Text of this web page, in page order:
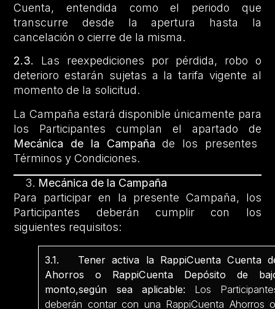
Cuenta, entendida como el periodo que
transcurre desde la apertura hasta la
cancelación o cierre de la misma.
2.3. Las reexpediciones por pérdida, robo o
deterioro estarán sujetas a la tarifa vigente al
momento de la solicitud.
La Campaña estará disponible únicamente para
los Participantes cumplan el apartado de
Mecánica de la Campañade los presentes
Términos y Condiciones.
Mecánica de la Campaña
Para participar en la presente Campaña, los
Participantes deberán cumplir con los
siguientes requisitos:
3.1. Tener activa la RappiCuenta Cuenta
Ahorros o RappiCuenta Depósito de
monto,según sea aplicable: Los
deberán contar con una RappiCuenta Ahorros